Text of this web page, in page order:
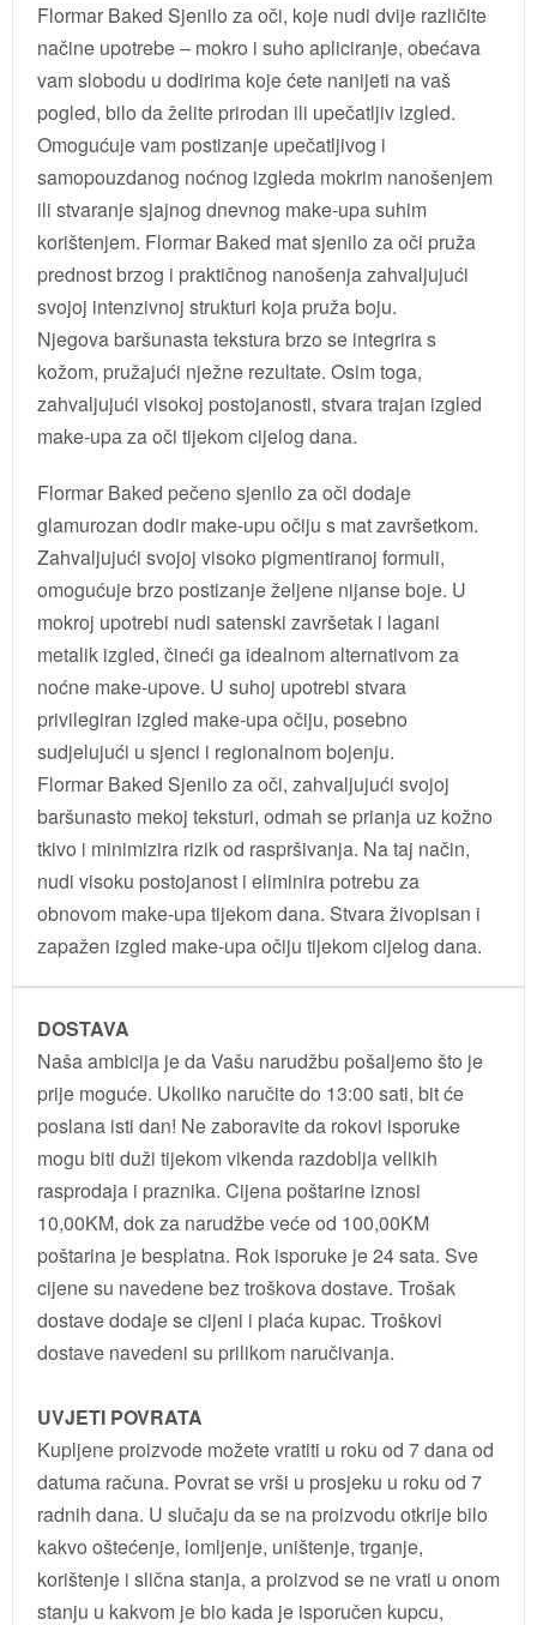
Flormar Baked Sjenilo za oči, koje nudi dvije različite
načine upotrebe – mokro i suho apliciranje, obećava
vam slobodu u dodirima koje ćete nanijeti na vaš
pogled, bilo da želite prirodan ili upečatljiv izgled.
Omogućuje vam postizanje upečatljivog i
samopouzdanog noćnog izgleda mokrim nanošenjem
ili stvaranje sjajnog dnevnog make-upa suhim
korištenjem. Flormar Baked mat sjenilo za oči pruža
prednost brzog i praktičnog nanošenja zahvaljujući
svojoj intenzivnoj strukturi koja pruža boju.
Njegova baršunasta tekstura brzo se integrira s
kožom, pružajući nježne rezultate. Osim toga,
zahvaljujući visokoj postojanosti, stvara trajan izgled
make-upa za oči tijekom cijelog dana.
Flormar Baked pečeno sjenilo za oči dodaje
glamurozan dodir make-upu očiju s mat završetkom.
Zahvaljujući svojoj visoko pigmentiranoj formuli,
omogućuje brzo postizanje željene nijanse boje. U
mokroj upotrebi nudi satenski završetak i lagani
metalik izgled, čineći ga idealnom alternativom za
noćne make-upove. U suhoj upotrebi stvara
privilegiran izgled make-upa očiju, posebno
sudjelujući u sjenci i regionalnom bojenju.
Flormar Baked Sjenilo za oči, zahvaljujući svojoj
baršunasto mekoj teksturi, odmah se prianja uz kožno
tkivo i minimizira rizik od raspršivanja. Na taj način,
nudi visoku postojanost i eliminira potrebu za
obnovom make-upa tijekom dana. Stvara živopisan i
zapažen izgled make-upa očiju tijekom cijelog dana.
DOSTAVA
Naša ambicija je da Vašu narudžbu pošaljemo što je
prije moguće. Ukoliko naručite do 13:00 sati, bit će
poslana isti dan! Ne zaboravite da rokovi isporuke
mogu biti duži tijekom vikenda razdoblja velikih
rasprodaja i praznika. Cijena poštarine iznosi
10,00KM, dok za narudžbe veće od 100,00KM
poštarina je besplatna. Rok isporuke je 24 sata. Sve
cijene su navedene bez troškova dostave. Trošak
dostave dodaje se cijeni i plaća kupac. Troškovi
dostave navedeni su prilikom naručivanja.
UVJETI POVRATA
Kupljene proizvode možete vratiti u roku od 7 dana od
datuma računa. Povrat se vrši u prosjeku u roku od 7
radnih dana. U slučaju da se na proizvodu otkrije bilo
kakvo oštećenje, lomljenje, uništenje, trganje,
korištenje i slična stanja, a proizvod se ne vrati u onom
stanju u kakvom je bio kada je isporučen kupcu,